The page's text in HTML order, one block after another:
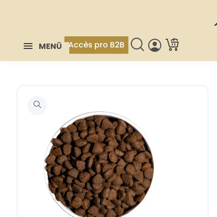
MENÜ Accès pro B2B